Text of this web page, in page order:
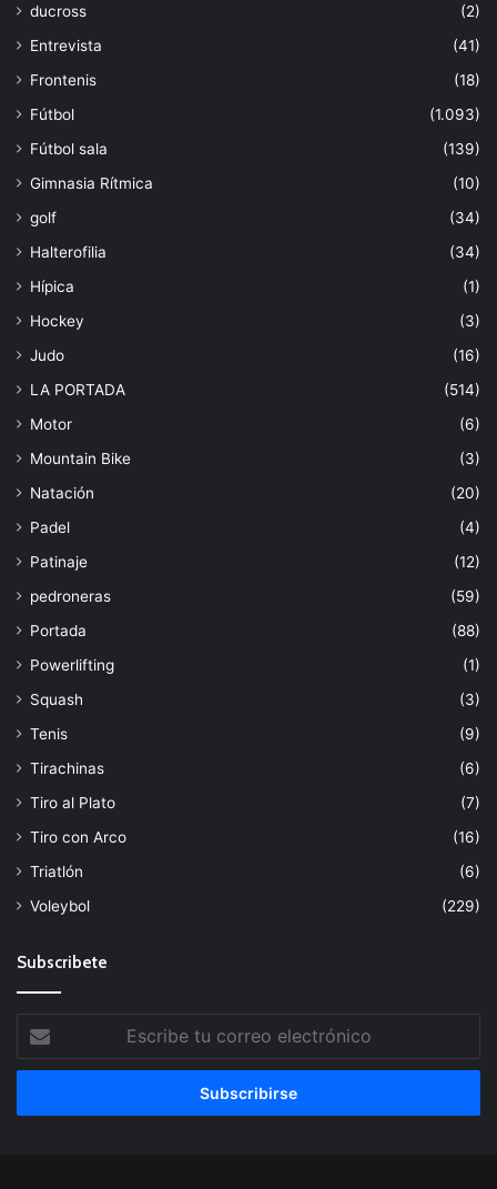
ducross
(2)
Entrevista
(41)
Frontenis
(18)
Fútbol
(1.093)
Fútbol sala
(139)
Gimnasia Rítmica
(10)
golf
(34)
Halterofilia
(34)
Hípica
(1)
Hockey
(3)
Judo
(16)
LA PORTADA
(514)
Motor
(6)
Mountain Bike
(3)
Natación
(20)
Padel
(4)
Patinaje
(12)
pedroneras
(59)
Portada
(88)
Powerlifting
(1)
Squash
(3)
Tenis
(9)
Tirachinas
(6)
Tiro al Plato
(7)
Tiro con Arco
(16)
Triatlón
(6)
Voleybol
(229)
Subscribete
tu
correo